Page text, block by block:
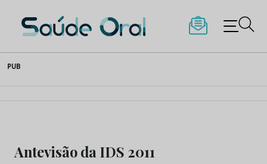
to
content
Saúde Oral
PUB
Antevisão da IDS 2011